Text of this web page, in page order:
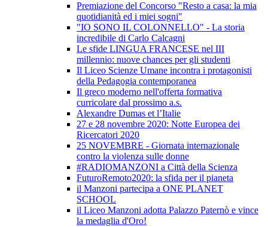
Premiazione del Concorso "Resto a casa: la mia
quotidianità ed i miei sogni"
"IO SONO IL COLONNELLO" - La storia
incredibile di Carlo Calcagni
Le sfide LINGUA FRANCESE nel III
millennio: nuove chances per gli studenti
Il Liceo Scienze Umane incontra i protagonisti
della Pedagogia contemporanea
Il greco moderno nell'offerta formativa
curricolare dal prossimo a.s.
Alexandre Dumas et l’Italie
27 e 28 novembre 2020: Notte Europea dei
Ricercatori 2020
25 NOVEMBRE - Giornata internazionale
contro la violenza sulle donne
#RADIOMANZONI a Città della Scienza
FuturoRemoto2020: la sfida per il pianeta
il Manzoni partecipa a ONE PLANET
SCHOOL
il Liceo Manzoni adotta Palazzo Paternò e vince
la medaglia d'Oro!